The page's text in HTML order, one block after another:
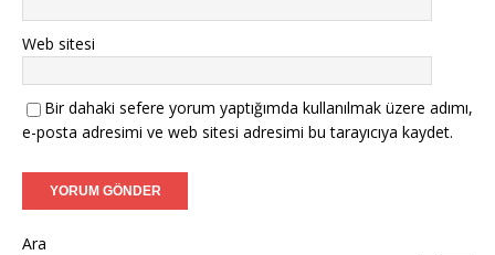
Web sitesi
Bir dahaki sefere yorum yaptığımda kullanılmak üzere adımı,
e-posta adresimi ve web sitesi adresimi bu tarayıcıya kaydet.
Ara